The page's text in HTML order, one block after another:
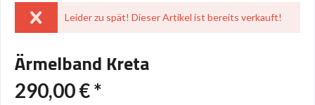
Leider zu spät! Dieser Artikel ist bereits verkauft!
Ärmelband Kreta
290,00 € *